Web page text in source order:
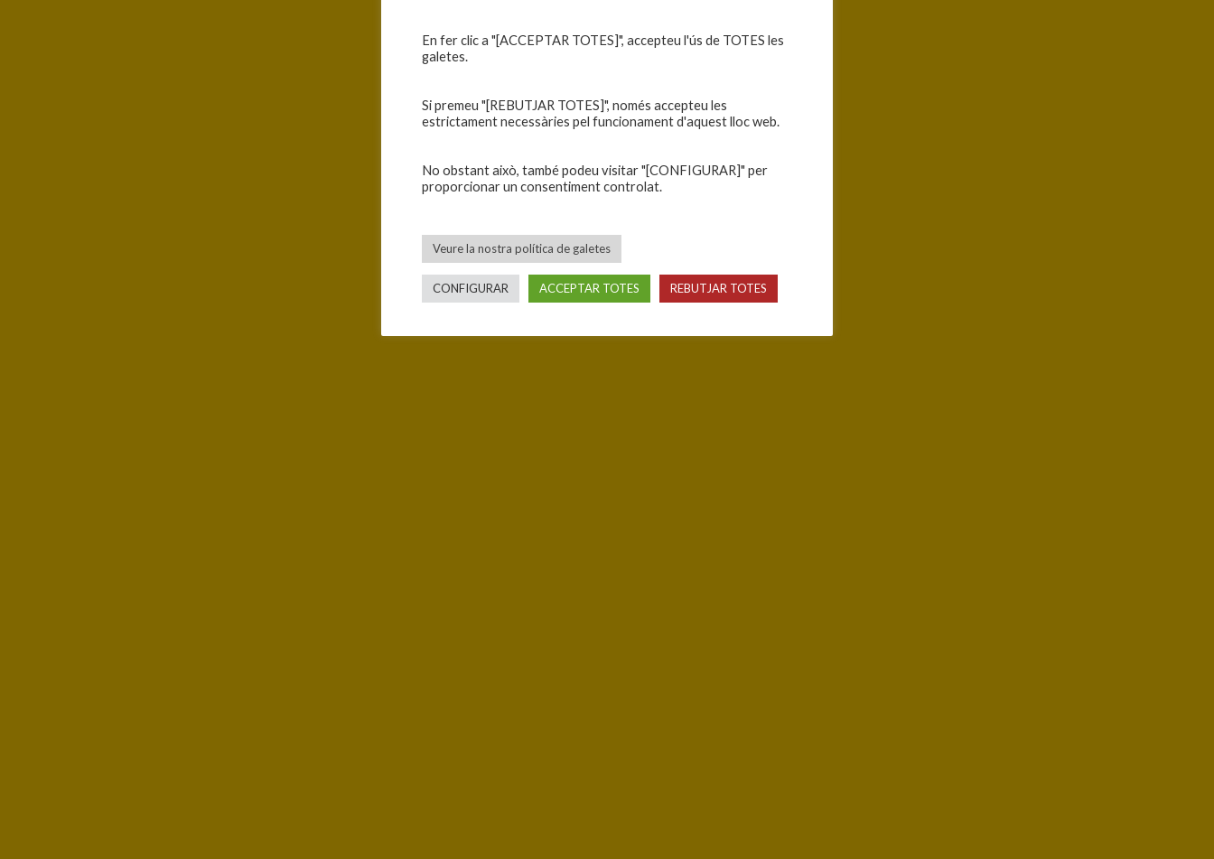
En fer clic a "[ACCEPTAR TOTES]", accepteu l'ús de TOTES les
galetes.
Si premeu "[REBUTJAR TOTES]", només accepteu les
estrictament necessàries pel funcionament d'aquest lloc web.
No obstant això, també podeu visitar "[CONFIGURAR]" per
proporcionar un consentiment controlat.
Veure la nostra política de galetes
CONFIGURAR ACCEPTAR TOTES REBUTJAR TOTES